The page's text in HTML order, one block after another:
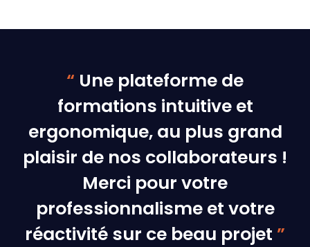
“ Une plateforme de
formations intuitive et
ergonomique, au plus grand
plaisir de nos collaborateurs !
Merci pour votre
professionnalisme et votre
réactivité sur ce beau projet ”